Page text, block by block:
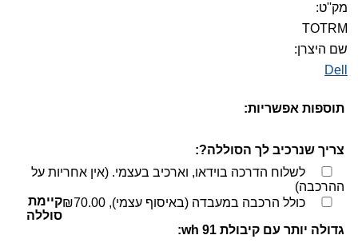
מק''ט:
TOTRM
שם היצרן:
Dell
תוספות אפשריות:
צריך שנרכיב לך הסוללה?:
לשלוח הדרכה בוידאו, וארכיב בעצמי. (אין אחריות על
ההרכבה)
כולל הרכבה במעבדה (באיסוף עצמי), ₪70.00קיימת
סוללה
גדולה יותר עם קיבולת 91 wh: